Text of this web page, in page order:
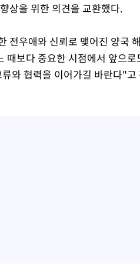
상을 위한 의견을 교환했다.
전우애와 신뢰로 맺어진 양국
때보다 중요한 시점에서 앞으
와 협력을 이어가길 바란다"고